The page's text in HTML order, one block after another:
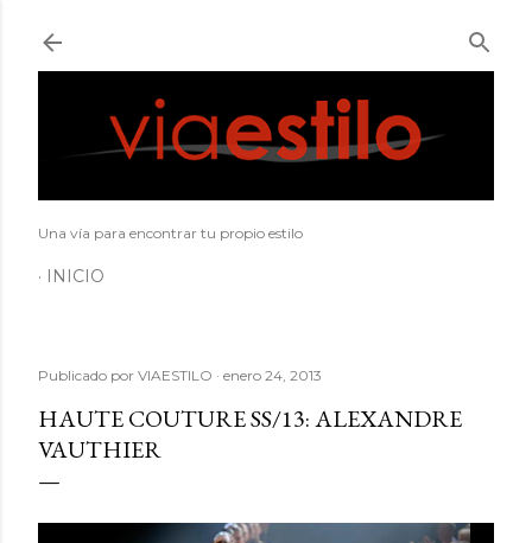
Una vía para encontrar tu propio estilo
INICIO
Publicado por VIAESTILO enero 24, 2013
HAUTE COUTURE SS/13: ALEXANDRE
VAUTHIER